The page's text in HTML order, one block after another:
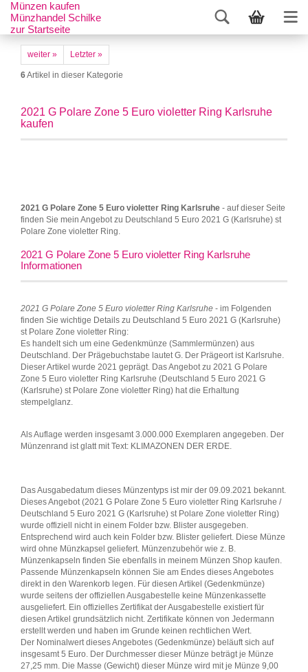
Münzen kaufen
Münzhandel Schilke
zur Startseite
weiter » Letzter »
6Artikel in dieser Kategorie
2021 G Polare Zone 5 Euro violetter Ring Karlsruhe
kaufen
2021 G Polare Zone 5 Euro violetter Ring Karlsruhe - auf dieser Seite
finden Sie mein Angebot zu Deutschland 5 Euro 2021 G (Karlsruhe) st
Polare Zone violetter Ring.
2021 G Polare Zone 5 Euro violetter Ring Karlsruhe
Informationen
2021 G Polare Zone 5 Euro violetter Ring Karlsruhe - im Folgenden
finden Sie wichtige Details zu Deutschland 5 Euro 2021 G (Karlsruhe)
st Polare Zone violetter Ring:
Es handelt sich um eine Gedenkmünze (Sammlermünzen) aus
Deutschland. Der Prägebuchstabe lautet G. Der Prägeort ist Karlsruhe.
Dieser Artikel wurde 2021 geprägt. Das Angebot zu 2021 G Polare
Zone 5 Euro violetter Ring Karlsruhe (Deutschland 5 Euro 2021 G
(Karlsruhe) st Polare Zone violetter Ring) hat die Erhaltung
stempelglanz.
Als Auflage werden insgesamt 3.000.000 Exemplaren angegeben. Der
Münzenrand ist glatt mit Text: KLIMAZONEN DER ERDE.
Das Ausgabedatum dieses Münzentyps ist mir der 09.09.2021 bekannt.
Dieses Angebot (2021 G Polare Zone 5 Euro violetter Ring Karlsruhe /
Deutschland 5 Euro 2021 G (Karlsruhe) st Polare Zone violetter Ring)
wurde offiziell nicht in einem Folder bzw. Blister ausgegeben.
Entsprechend wird auch kein Folder bzw. Blister geliefert. Diese Münze
wird ohne Münzkapsel geliefert. Münzenzubehör wie z. B.
Münzenkapseln finden Sie ebenfalls in meinem Münzen Shop kaufen.
Passende Münzenkapseln können Sie am Endes dieses Angebotes
direkt in den Warenkorb legen. Für diesen Artikel (Gedenkmünze)
wurde seitens der offiziellen Ausgabestelle keine Münzenkassette
ausgeliefert. Ein offizielles Zertifikat der Ausgabestelle existiert für
diesen Artikel grundsätzlich nicht. Zertifikate können von Jedermann
erstellt werden und haben im Grunde keinen rechtlichen Wert.
Der Nominalwert dieses Angebotes (Gedenkmünze) beläuft sich auf
insgesamt 5 Euro. Der Durchmesser dieser Münze beträgt je Münze
27,25 mm. Die Masse (Gewicht) dieser Münze wird mit je Münze 9,00